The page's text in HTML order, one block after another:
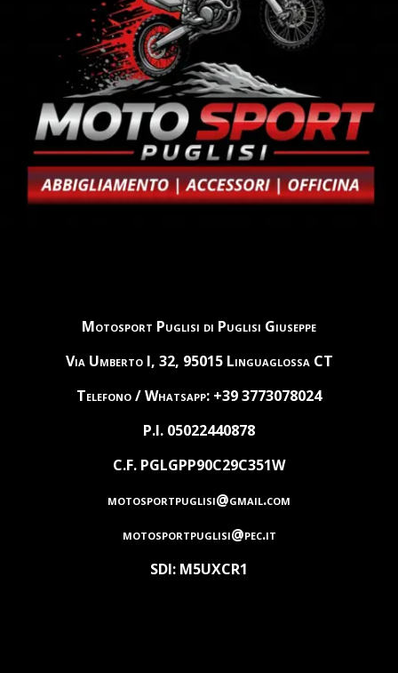
Motosport Puglisi di Puglisi Giuseppe
Via Umberto I, 32, 95015 Linguaglossa CT
Telefono / Whatsapp: +39 3773078024
P.I. 05022440878
C.F. PGLGPP90C29C351W
motosportpuglisi@gmail.com
motosportpuglisi@pec.it
SDI: M5UXCR1